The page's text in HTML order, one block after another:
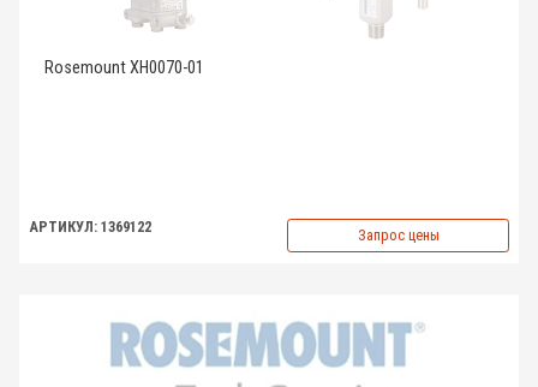
Rosemount XH0070-01
АРТИКУЛ: 1369122 Запрос цены